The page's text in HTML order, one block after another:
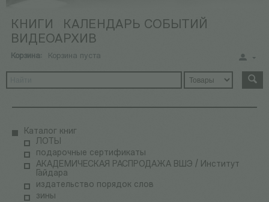
КНИГИ
КАЛЕНДАРЬ СОБЫТИЙ
ВИДЕОАРХИВ
Корзина: Корзина пуста
Каталог книг
ЛОТЫ
подарочные сертификаты
АКАДЕМИЧЕСКАЯ РАСПРОДАЖА ВШЭ / Институт
Гайдара
издательство порядок слов
зины